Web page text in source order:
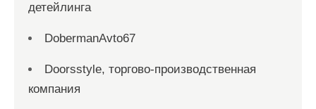
детейлинга
DobermanAvto67
Doorsstyle, торгово-производственная
компания